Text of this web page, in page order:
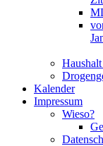
Kalender
Impressum
Wieso?